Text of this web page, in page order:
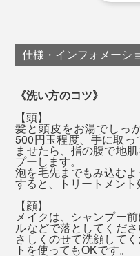
ほんのり甘いオレンジや
ダーやパチュリを中心に
います。
『SINGETSU（新月）
まずは、いつものよう
するように洗っている
も、その泡がヘタりにく
シャンプー後はすぐに
ック」するのがオスス
入浴時に、『
い。ハーブの香りが一
全身シャンプーは、豊か
むように洗って、一気
の頃には、もう香りは
ん。
流した後は、肌が滑る
丈夫。タオルで拭いた
のしっとり感」が長く
バスソルトは、袋を開
て、いい気持ち。
仕様・インフォメーシ
《洗い方のコツ》
【頭】
髪と頭皮をお湯でしっ
500円玉程度、手に取
ませたら、指の腹で地
プーします。
泡を毛先までもみ込む
すると、トリートメン
【顔】
メイクは、シャンプー
ルなどで落としてくだ
さしくのせて洗顔して
トを使ってもOKです。